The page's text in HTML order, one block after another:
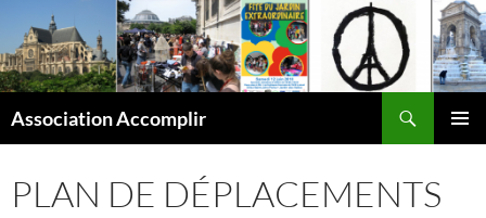
contenu
Association Accomplir
PLAN DE DÉPLACEMENTS